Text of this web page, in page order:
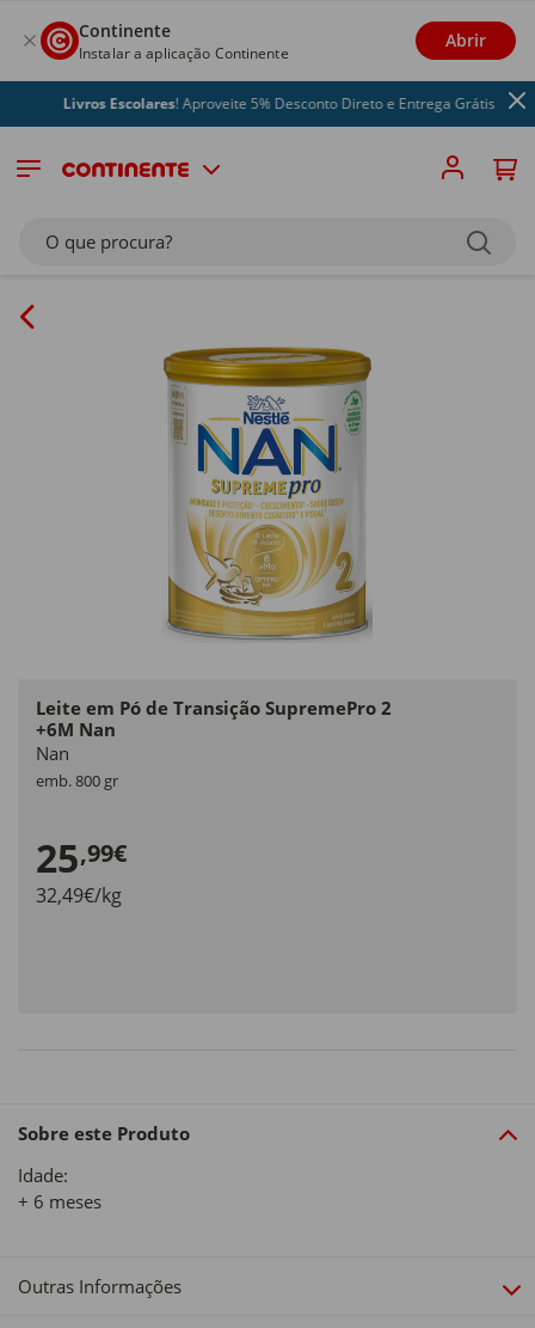
Continente
Instalar a aplicação Continente
Abrir
Livros Escolares! Aproveite 5% Desconto Direto e Entrega Grátis
O que procura?
Leite em Pó de Transição SupremePro 2
+6M Nan
Nan
emb. 800 gr
25,99€
32,49€/kg
Sobre este Produto
Idade:
+ 6 meses
Outras Informações